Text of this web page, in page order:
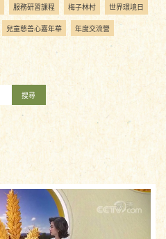
服務研習課程 梅子林村 世界環境日
兒童慈善心嘉年華 年度交流營
搜尋